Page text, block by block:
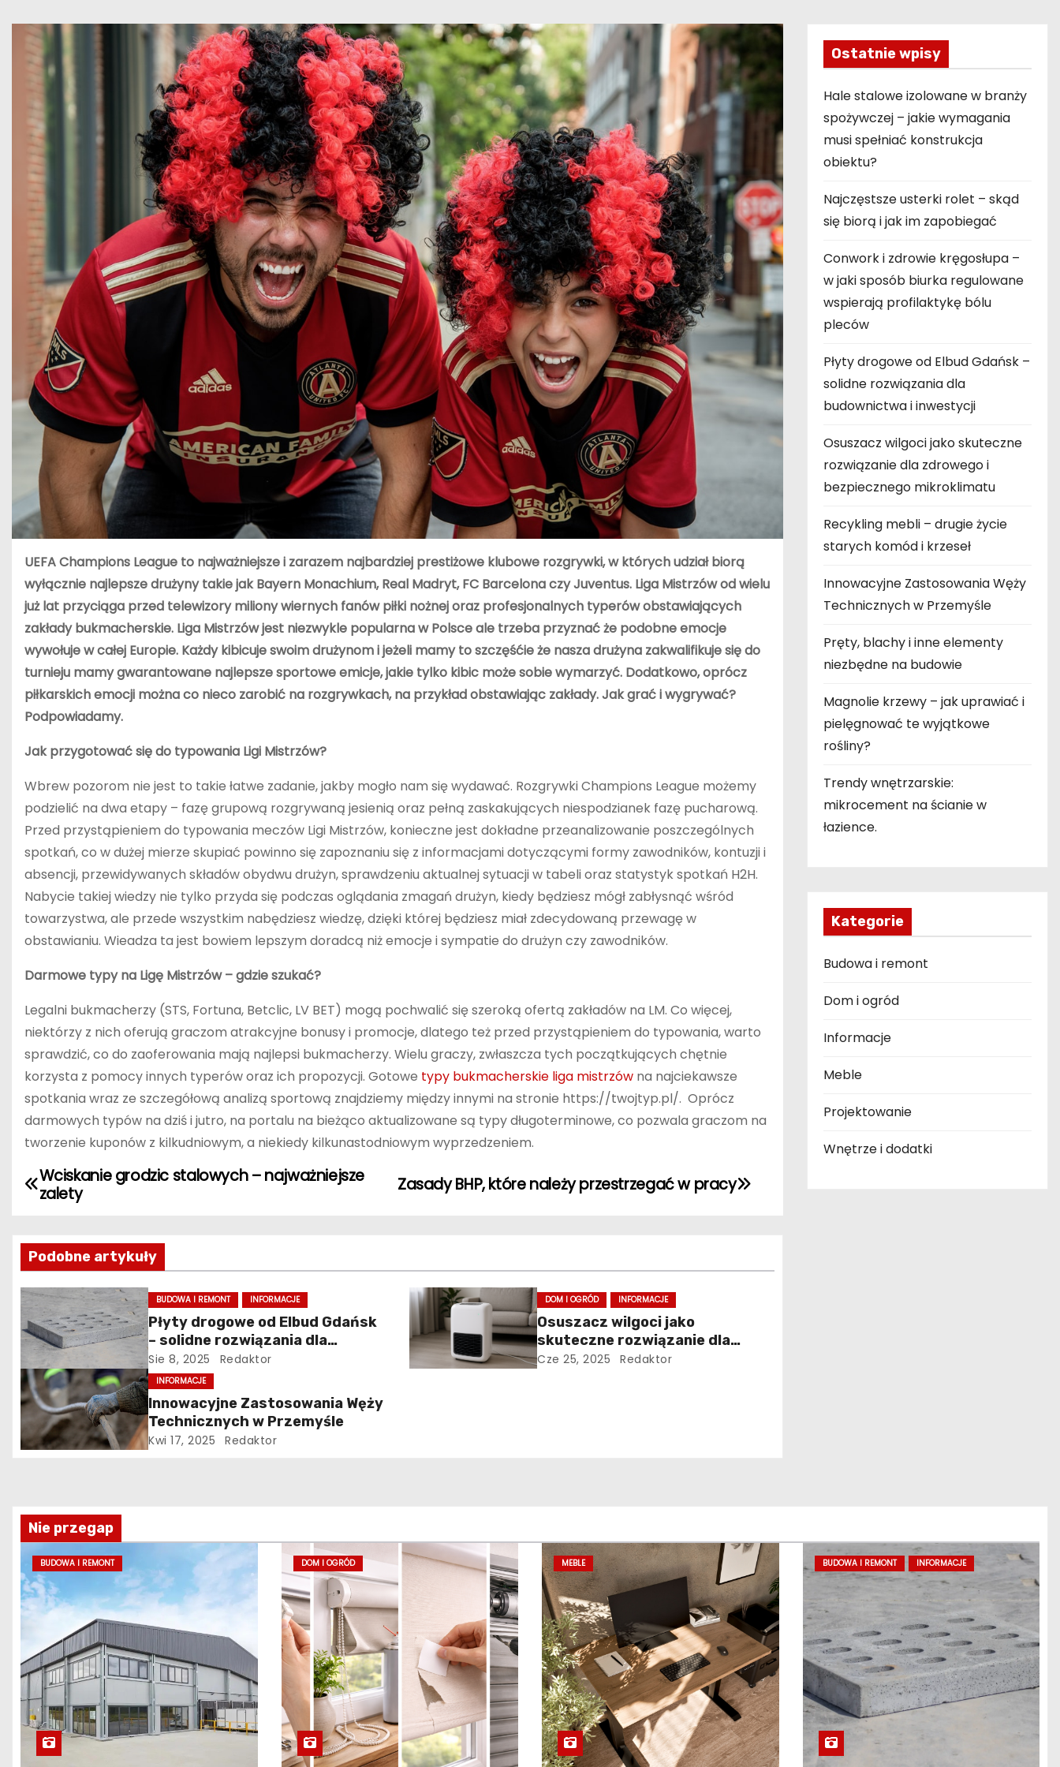
UEFA Champions League to najważniejsze i zarazem najbardziej prestiżowe klubowe rozgrywki, w których udział biorą
wyłącznie najlepsze drużyny takie jak Bayern Monachium, Real Madryt, FC Barcelona czy Juventus. Liga Mistrzów od wielu
już lat przyciąga przed telewizory miliony wiernych fanów piłki nożnej oraz profesjonalnych typerów obstawiających
zakłady bukmacherskie. Liga Mistrzów jest niezwykle popularna w Polsce ale trzeba przyznać że podobne emocje
wywołuje w całej Europie. Każdy kibicuje swoim drużynom i jeżeli mamy to szczęśćie że nasza drużyna zakwalifikuje się do
turnieju mamy gwarantowane najlepsze sportowe emicje, jakie tylko kibic może sobie wymarzyć. Dodatkowo, oprócz
piłkarskich emocji można co nieco zarobić na rozgrywkach, na przykład obstawiając zakłady. Jak grać i wygrywać?
Podpowiadamy.
Jak przygotować się do typowania Ligi Mistrzów?
Wbrew pozorom nie jest to takie łatwe zadanie, jakby mogło nam się wydawać. Rozgrywki Champions League możemy
podzielić na dwa etapy – fazę grupową rozgrywaną jesienią oraz pełną zaskakujących niespodzianek fazę pucharową.
Przed przystąpieniem do typowania meczów Ligi Mistrzów, konieczne jest dokładne przeanalizowanie poszczególnych
spotkań, co w dużej mierze skupiać powinno się zapoznaniu się z informacjami dotyczącymi formy zawodników, kontuzji i
absencji, przewidywanych składów obydwu drużyn, sprawdzeniu aktualnej sytuacji w tabeli oraz statystyk spotkań H2H.
Nabycie takiej wiedzy nie tylko przyda się podczas oglądania zmagań drużyn, kiedy będziesz mógł zabłysnąć wśród
towarzystwa, ale przede wszystkim nabędziesz wiedzę, dzięki której będziesz miał zdecydowaną przewagę w
obstawianiu. Wieadza ta jest bowiem lepszym doradcą niż emocje i sympatie do drużyn czy zawodników.
Darmowe typy na Ligę Mistrzów – gdzie szukać?
Legalni bukmacherzy (STS, Fortuna, Betclic, LV BET) mogą pochwalić się szeroką ofertą zakładów na LM. Co więcej,
niektórzy z nich oferują graczom atrakcyjne bonusy i promocje, dlatego też przed przystąpieniem do typowania, warto
sprawdzić, co do zaoferowania mają najlepsi bukmacherzy. Wielu graczy, zwłaszcza tych początkujących chętnie
korzysta z pomocy innych typerów oraz ich propozycji. Gotowe typy bukmacherskie liga mistrzów na najciekawsze
spotkania wraz ze szczegółową analizą sportową znajdziemy między innymi na stronie https://twojtyp.pl/. Oprócz
darmowych typów na dziś i jutro, na portalu na bieżąco aktualizowane są typy długoterminowe, co pozwala graczom na
tworzenie kuponów z kilkudniowym, a niekiedy kilkunastodniowym wyprzedzeniem.
N
w
i
g
a
c
j
a
p
i
s
u
Zasady BHP, które należy przestrzegać w pracy
Wciskanie grodzic stalowych – najważniejsze
zalety
Podobne artykuły
BUDOWA I REMONT INFORMACJE
Płyty drogowe od Elbud Gdańsk
– solidne rozwiązania dla
budownictwa i inwestycji
Sie 8, 2025 Redaktor
DOM I OGRÓD INFORMACJE
Osuszacz wilgoci jako
skuteczne rozwiązanie dla
zdrowego i bezpiecznego
Cze 25, 2025 Redaktor
INFORMACJE
Innowacyjne Zastosowania Węży
Technicznych w Przemyśle
Kwi 17, 2025 Redaktor
Ostatnie wpisy
Hale stalowe izolowane w branży
spożywczej – jakie wymagania
musi spełniać konstrukcja
obiektu?
Najczęstsze usterki rolet – skąd
się biorą i jak im zapobiegać
Conwork i zdrowie kręgosłupa –
w jaki sposób biurka regulowane
wspierają profilaktykę bólu
pleców
Płyty drogowe od Elbud Gdańsk –
solidne rozwiązania dla
budownictwa i inwestycji
Osuszacz wilgoci jako skuteczne
rozwiązanie dla zdrowego i
bezpiecznego mikroklimatu
Recykling mebli – drugie życie
starych komód i krzeseł
Innowacyjne Zastosowania Węży
Technicznych w Przemyśle
Pręty, blachy i inne elementy
niezbędne na budowie
Magnolie krzewy – jak uprawiać i
pielęgnować te wyjątkowe
rośliny?
Trendy wnętrzarskie:
mikrocement na ścianie w
łazience.
Kategorie
Budowa i remont
Dom i ogród
Informacje
Meble
Projektowanie
Wnętrze i dodatki
Nie przegap
BUDOWA I REMONT DOM I OGRÓD MEBLE BUDOWA I REMONT INFORMACJE